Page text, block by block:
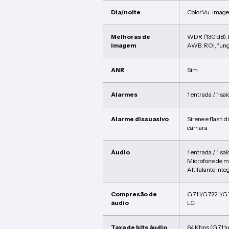
Dia/noite ColorVu:
Melhoras de
imagem
WDR (130 dB),
AWB, ROI,
ANR Sim
Alarmes 1 entrada / 1
Alarme dissuasivo
Sirene e flash
câmara
Áudio
1 entrada / 1
Microfone de
Altifalante
Compresão de
áudio
G.711/
LC
Taxa de bits áudio
64 Kbps